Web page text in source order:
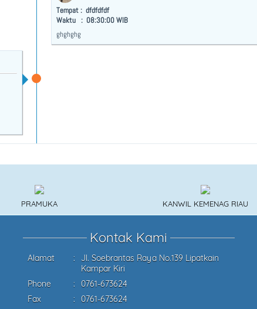
Tempat : dfdfdfdf
Waktu : 08:30:00 WIB
ghghghg
PRAMUKA KANWIL KEMENAG RIAU
Kontak Kami
Alamat :
Jl. Soebrantas Raya No.139 Lipatkain
Kampar Kiri
Phone
:
0761-673624
Fax
:
0761-673624